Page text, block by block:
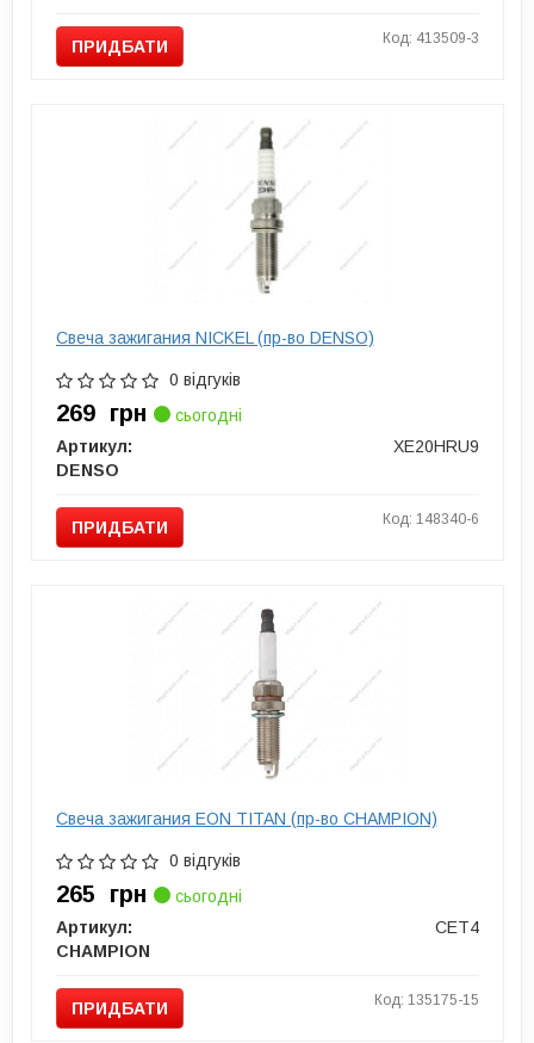
ПРИДБАТИ Код: 413509-3
Свеча зажигания NICKEL (пр-во DENSO)
0 відгуків
269 грн
сьогодні
Артикул:
XE20HRU9
DENSO
ПРИДБАТИ Код: 148340-6
Свеча зажигания EON TITAN (пр-во CHAMPION)
0 відгуків
265 грн
сьогодні
Артикул:
CET4
CHAMPION
ПРИДБАТИ Код: 135175-15